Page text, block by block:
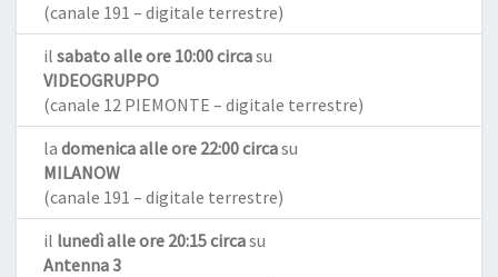
(canale 191 – digitale terrestre)
il sabato alle ore 10:00 circasu
VIDEOGRUPPO
(canale 12 PIEMONTE – digitale terrestre)
la domenica alle ore 22:00 circasu
MILANOW
(canale 191 – digitale terrestre)
il lunedì alle ore 20:15 circasu
Antenna 3